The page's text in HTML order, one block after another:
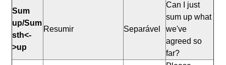
Sum
up/Sum
sth<-
>up
Resumir Separável
Can I just
sum up what
we've
agreed so
far?